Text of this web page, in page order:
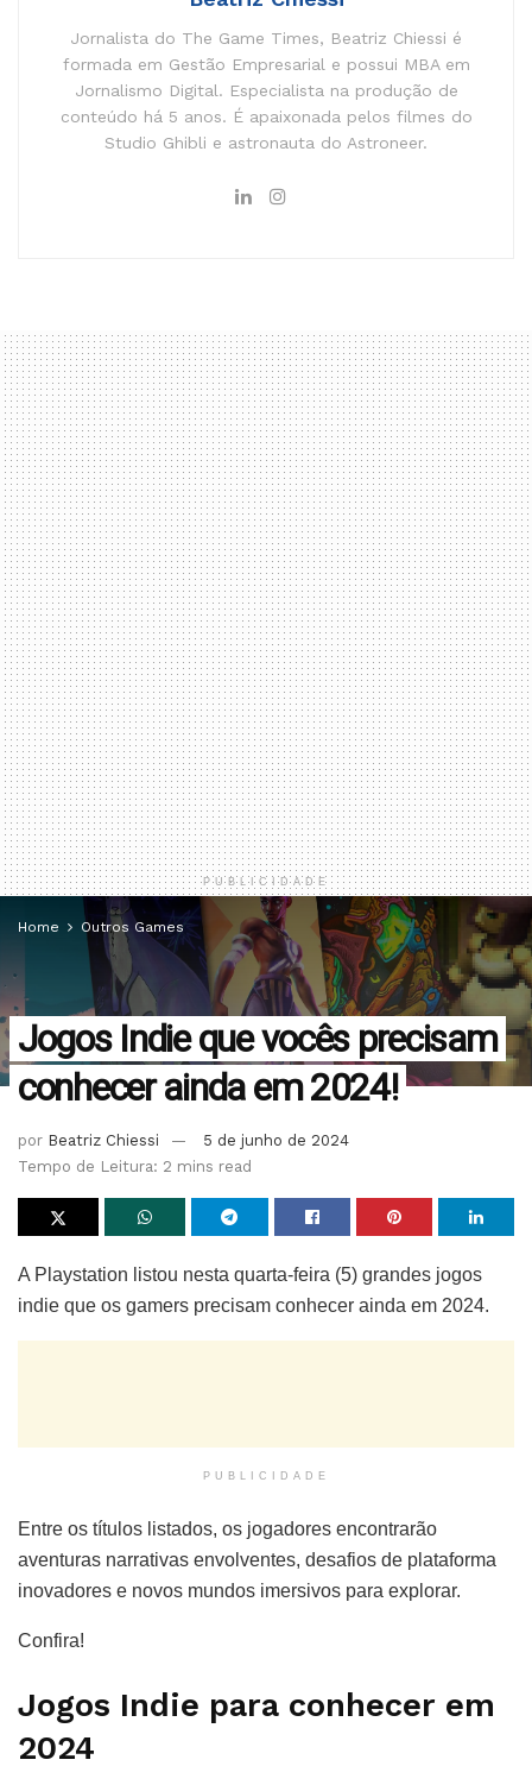
Jornalista do The Game Times, Beatriz Chiessi é
formada em Gestão Empresarial e possui MBA em
Jornalismo Digital. Especialista na produção de
conteúdo há 5 anos. É apaixonada pelos filmes do
Studio Ghibli e astronauta do Astroneer.
PUBLICIDADE
Home Outros Games
Jogos Indie que vocês precisam
conhecer ainda em 2024!
por Beatriz Chiessi
5 de junho de 2024
Tempo de Leitura: 2 mins read
A Playstation listou nesta quarta-feira (5) grandes jogos
indie que os gamers precisam conhecer ainda em 2024.
PUBLICIDADE
Entre os títulos listados, os jogadores encontrarão
aventuras narrativas envolventes, desafios de plataforma
inovadores e novos mundos imersivos para explorar.
Confira!
Jogos Indie para conhecer em
2024